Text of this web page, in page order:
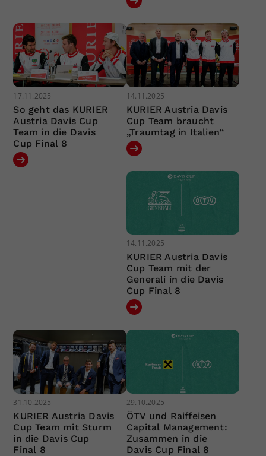
17.11.2025
So geht das KURIER
Austria Davis Cup
Team in die Davis
Cup Final 8
14.11.2025
KURIER Austria Davis
Cup Team braucht
„Traumtag in Italien“
14.11.2025
KURIER Austria Davis
Cup Team mit der
Generali in die Davis
Cup Final 8
31.10.2025
KURIER Austria Davis
Cup Team mit Sturm
in die Davis Cup
Final 8
29.10.2025
ÖTV und Raiffeisen
Capital Management:
Zusammen in die
Davis Cup Final 8